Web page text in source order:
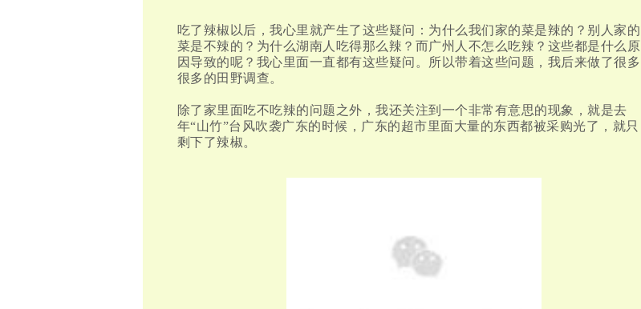
吃了辣椒以后，我心里就产生了这些疑问：为什么我们家的菜是辣的？别人家的
菜是不辣的？为什么湖南人吃得那么辣？而广州人不怎么吃辣？这些都是什么原
因导致的呢？我心里面一直都有这些疑问。所以带着这些问题，我后来做了很多
很多的田野调查。
除了家里面吃不吃辣的问题之外，我还关注到一个非常有意思的现象，就是去
年“山竹”台风吹袭广东的时候，广东的超市里面大量的东西都被采购光了，就只
剩下了辣椒。